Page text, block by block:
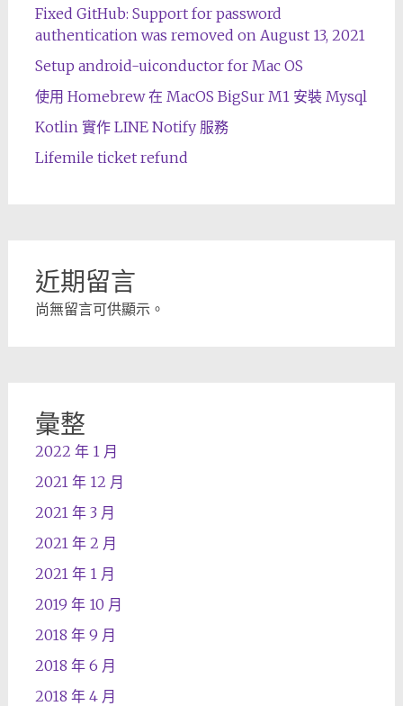
Fixed GitHub: Support for password
authentication was removed on August 13, 2021
Setup android-uiconductor for Mac OS
使用 Homebrew 在 MacOS BigSur M1 安裝 Mysql
Kotlin 實作 LINE Notify 服務
Lifemile ticket refund
近期留言
尚無留言可供顯示。
彙整
2022 年 1 月
2021 年 12 月
2021 年 3 月
2021 年 2 月
2021 年 1 月
2019 年 10 月
2018 年 9 月
2018 年 6 月
2018 年 4 月